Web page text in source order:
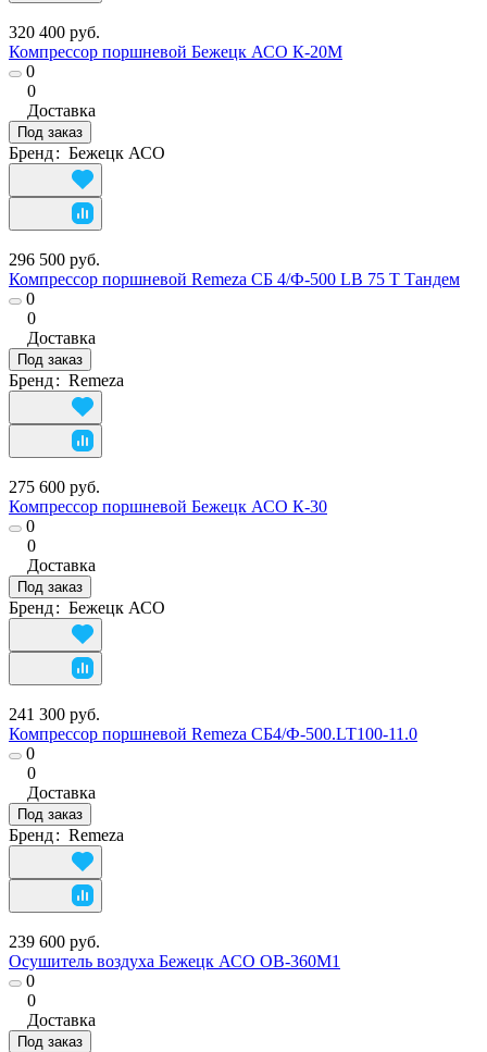
320 400 руб.
Компрессор поршневой Бежецк АСО К-20М
0
0
Доставка
Под заказ
Бренд: Бежецк АСО
296 500 руб.
Компрессор поршневой Remeza СБ 4/Ф-500 LB 75 Т Тандем
0
0
Доставка
Под заказ
Бренд: Remeza
275 600 руб.
Компрессор поршневой Бежецк АСО К-30
0
0
Доставка
Под заказ
Бренд: Бежецк АСО
241 300 руб.
Компрессор поршневой Remeza СБ4/Ф-500.LT100-11.0
0
0
Доставка
Под заказ
Бренд: Remeza
239 600 руб.
Осушитель воздуха Бежецк АСО ОВ-360М1
0
0
Доставка
Под заказ